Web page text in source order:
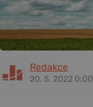
Redakce
20. 5. 2022 0:00